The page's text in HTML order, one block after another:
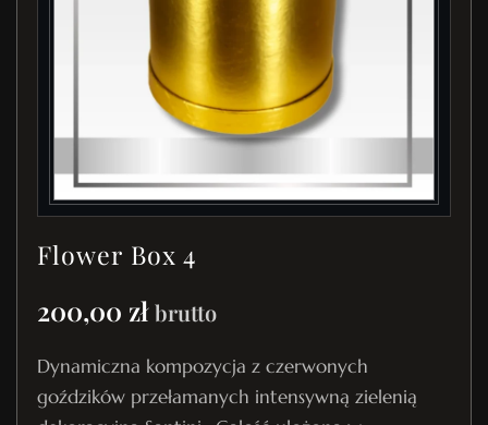
Flower Box 4
200,00 zł brutto
Dynamiczna kompozycja z czerwonych
goździków przełamanych intensywną zielenią